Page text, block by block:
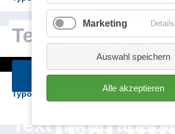
Texthinterlegt
Primäre Aktion
Typografie
Text
Typografie
Text mittig
Marketing
Auswahl speichern
Alle akzeptieren